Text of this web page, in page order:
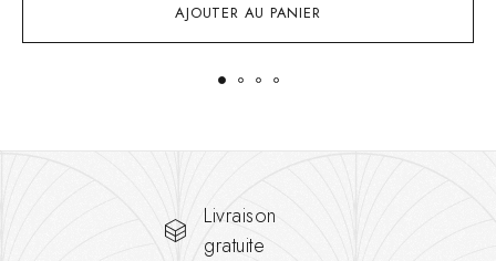
AJOUTER AU PANIER
Livraison
gratuite